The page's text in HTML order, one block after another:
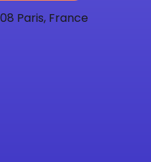
Paris, France